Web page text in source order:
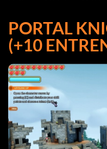
PORTAL
(+10